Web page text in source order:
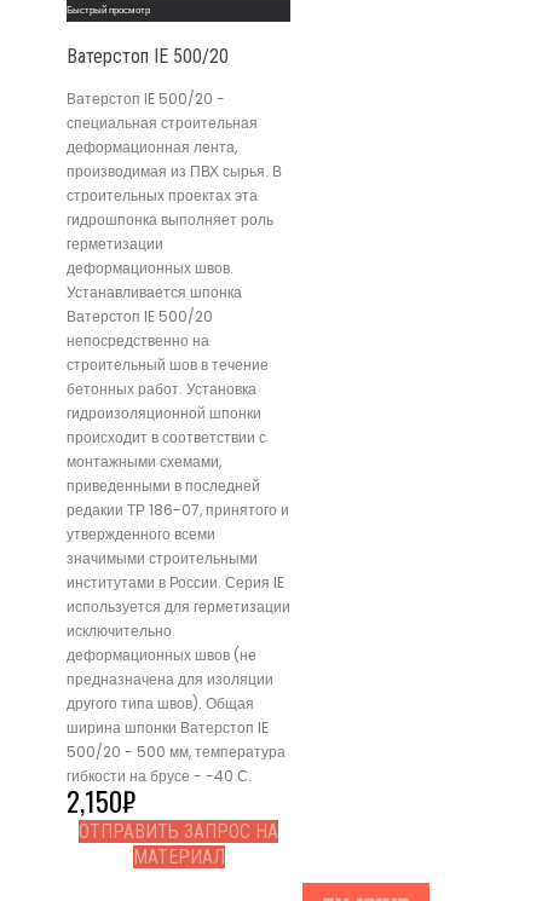
Быстрый просмотр
Ватерстоп IE 500/20
Ватерстоп IE 500/20 -
специальная строительная
деформационная лента,
производимая из ПВХ сырья. В
строительных проектах эта
гидрошпонка выполняет роль
герметизации
деформационных швов.
Устанавливается шпонка
Ватерстоп IE 500/20
непосредственно на
строительный шов в течение
бетонных работ. Установка
гидроизоляционной шпонки
происходит в соответствии с
монтажными схемами,
приведенными в последней
редакии ТР 186-07, принятого и
утвержденного всеми
значимыми строительными
институтами в России. Серия IE
используется для герметизации
исключительно
деформационных швов (не
предназначена для изоляции
другого типа швов). Общая
ширина шпонки Ватерстоп IE
500/20 - 500 мм, температура
гибкости на брусе - -40 С.
2,150₽
ОТПРАВИТЬ ЗАПРОС НА
МАТЕРИАЛ